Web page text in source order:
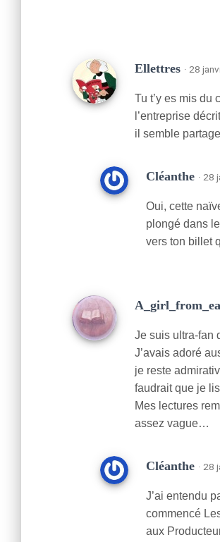
Ellettres · 28
Tu t’y es mis du
l’entreprise
il semble
Cléanthe · 28
Oui, cette
plongé dans
vers ton billet
Je suis ultra-fan
J’avais adoré
je reste
faudrait que je
Mes lectures
assez vague…
Cléanthe · 28
J’ai entendu
commencé
aux